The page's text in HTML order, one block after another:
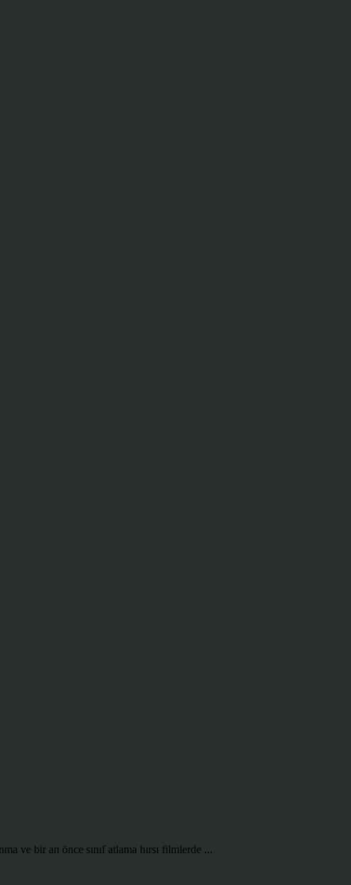
ve bir an önce sınıf atlama hırsı filmlerde ...